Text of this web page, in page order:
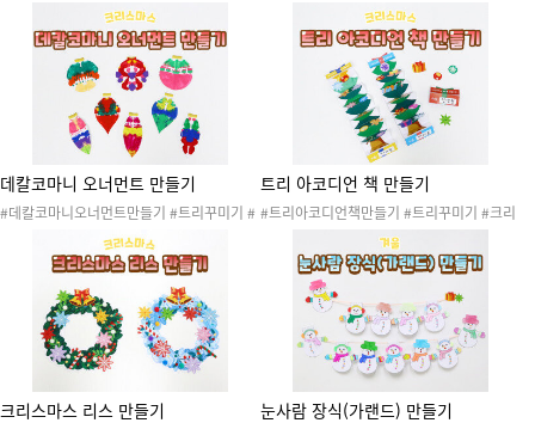
울활동 #겨울만들기 #겨울스포츠 #겨울운동
#피겨스케이팅 #스피드스케이팅 #아이스하
키 #컬링 #빙판 #빙상장 #아이스링크 #스케
이트장놀이 #스케이트장매점놀이
울활동 #겨울행사 #겨울놀이 #크리스마스활
동 #크리스마스도안 #크리스마스꾸미기 #크
리스마스만들기 #산타잔치 #산타파티 #산타
행사 #크리스마스장식 #미술활동 #색칠활동
데칼코마니 오너먼트 만들기
#데칼코마니오너먼트만들기 #트리꾸미기 #
크리스마스 #겨울 #겨울활동 #겨울행사 #크
리스마스활동 #크리스마스도안 #크리스마스
꾸미기 #크리스마스만들기 #산타잔치 #산타
파티 #산타행사 #크리스마스장식 #미술활동
#색칠활동 #색칠놀이 #겨울놀이
트리 아코디언 책 만들기
#트리아코디언책만들기 #트리꾸미기 #크리
스마스 #겨울 #겨울행사 #겨올놀이 #겨울활
동 #겨울환경 #크리스마스활동 #크리스마스
도안 #크리스마스꾸미기 #크리스마스만들기
#산타잔치 #산타파티 #산타행사 #크리스마
스장식 #미술활동 #색칠놀이 #색칠활동
크리스마스 리스 만들기 눈사람 장식(가랜드) 만들기